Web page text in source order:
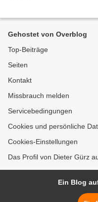
Gehostet von Overblog
Top-Beiträge
Seiten
Kontakt
Missbrauch melden
Servicebedingungen
Cookies und persönliche
Cookies-Einstellungen
Das Profil von Dieter Gürz
Ein Blog